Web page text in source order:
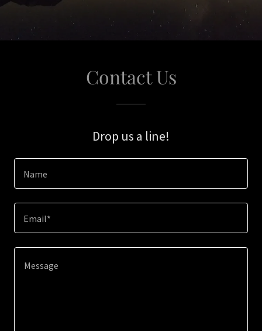
Contact Us
Drop us a line!
Name
Email*